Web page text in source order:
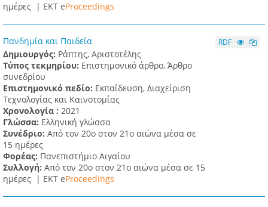
ημέρες | ΕΚΤ eProceedings
Πανδημία και Παιδεία
Δημιουργός: Ράπτης, Αριστοτέλης
Τύπος τεκμηρίου: Επιστημονικό άρθρο, Άρθρο
συνεδρίου
Επιστημονικό πεδίο: Εκπαίδευση, Διαχείριση
Τεχνολογίας και Καινοτομίας
Χρονολογία : 2021
Γλώσσα: Ελληνική γλώσσα
Συνέδριο: Από τον 20ο στον 21ο αιώνα μέσα σε
15 ημέρες
Φορέας: Πανεπιστήμιο Αιγαίου
Συλλογή: Από τον 20ο στον 21ο αιώνα μέσα σε 15
ημέρες | ΕΚΤ eProceedings
RDF